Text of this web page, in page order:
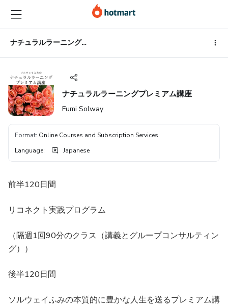
the
main
content
payment
footer
ナチュラルラーニングプレミアム講座
ナチュラルラーニングプレミアム講座
Fumi Solway
Format: Online Courses and Subscription Services
Language: Japanese
前半120日間
リコネクト実践プログラム
（隔週1回90分のクラス（講義とグループコンサルティン
グ））
後半120日間
ソルウェイふみの本質的に豊かな人生を送るプレミアム講